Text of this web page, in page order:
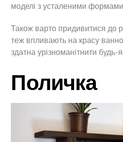
моделі з усталеними
Також варто придивитися до
теж впливають на красу
здатна урізноманітнити будь-
Поличка